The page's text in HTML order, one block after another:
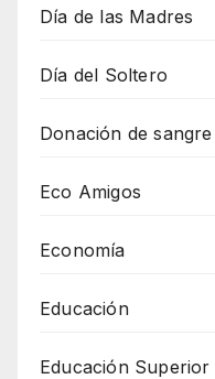
Día de las Madres
Día del Soltero
Donación de sangre
Eco Amigos
Economía
Educación
Educación Superior